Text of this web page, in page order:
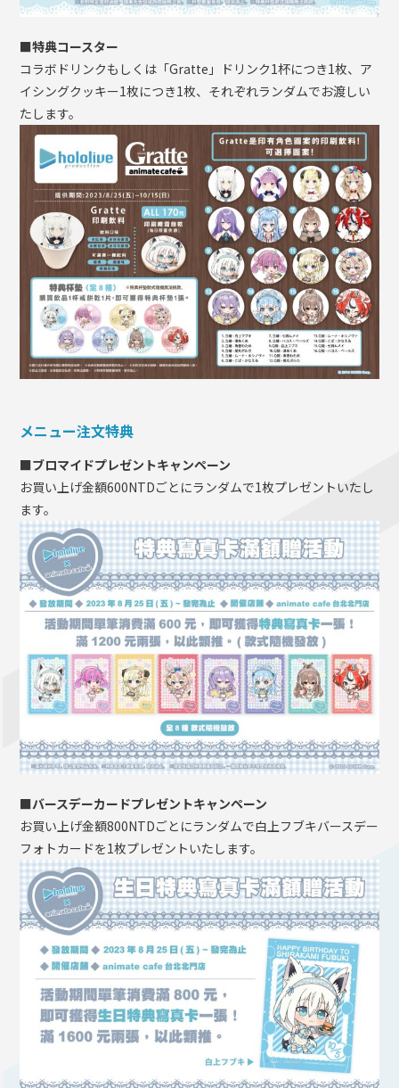
■特典コースター
コラボドリンクもしくは「Gratte」ドリンク1杯につき1枚、ア
イシングクッキー1枚につき1枚、それぞれランダムでお渡しい
たします。
メニュー注文特典
■ブロマイドプレゼントキャンペーン
お買い上げ金額600NTDごとにランダムで1枚プレゼントいたし
ます。
■バースデーカードプレゼントキャンペーン
お買い上げ金額800NTDごとにランダムで白上フブキバースデー
フォトカードを1枚プレゼントいたします。